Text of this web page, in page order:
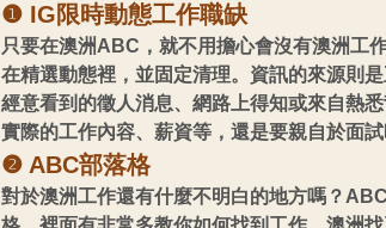
❶ IG限時動態工作職缺
只要在澳洲ABC，就不用擔心會沒有澳洲工
在精選動態裡，並固定清理。資訊的來源則
經意看到的徵人消息、網路上得知或來自熱
實際的工作內容、薪資等，還是要親自於面
❷ ABC部落格
對於澳洲工作還有什麼不明白的地方嗎？